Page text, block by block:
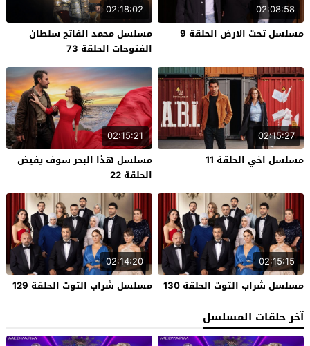
02:08:58
مسلسل تحت الارض الحلقة 9
02:18:02
مسلسل محمد الفاتح سلطان
الفتوحات الحلقة 73
02:15:27
مسلسل اخي الحلقة 11
02:15:21
مسلسل هذا البحر سوف يفيض
الحلقة 22
02:15:15
مسلسل شراب التوت الحلقة 130
02:14:20
مسلسل شراب التوت الحلقة 129
آخر حلقات المسلسل